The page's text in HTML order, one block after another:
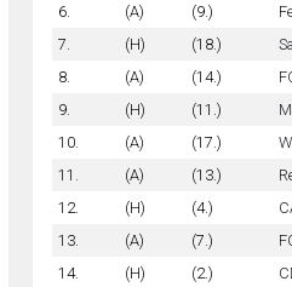
6.
(A) (9.)
7.
(H) (18.)
8.
(A) (14.)
9.
(H) (11.)
10.
(A) (17.)
11.
(A) (13.)
12.
(H) (4.)
13.
(A) (7.)
14.
(H) (2.)